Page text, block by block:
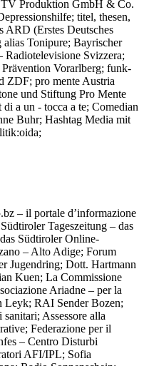
Produktion GmbH & Co.
titel, thesen,
ARD (Erstes Deutsches
Tonipure; Bayrischer
Svizzera;
Vorarlberg; funk-
ZDF; pro mente Austria
und Stiftung Pro Mente
di a un - tocca a te; Comedian
Buhr; Hashtag Media mit
– il portale d’informazione
Tageszeitung – das
Südtiroler Online-
– Alto Adige; Forum
Jugendring; Dott. Hartmann
Kuen; La Commissione
Ariadne – per la
Leyk; RAI Sender Bozen;
Assessore alla
Federazione per il
– Centro Disturbi
AFI/IPL; Sofia